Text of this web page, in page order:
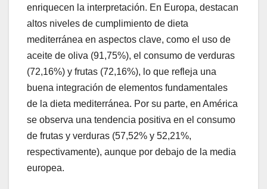
enriquecen la interpretación. En Europa, destacan
altos niveles de cumplimiento de dieta
mediterránea en aspectos clave, como el uso de
aceite de oliva (91,75%), el consumo de verduras
(72,16%) y frutas (72,16%), lo que refleja una
buena integración de elementos fundamentales
de la dieta mediterránea. Por su parte, en América
se observa una tendencia positiva en el consumo
de frutas y verduras (57,52% y 52,21%,
respectivamente), aunque por debajo de la media
europea.